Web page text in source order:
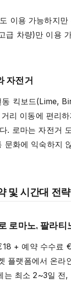
이용 가능하지
급 차량)만 이용
자전거
동 킥보드(Lime,
리 이동에 편리
. 로마는 자전거
문화에 익숙하지
및 시간대 전략
로마노, 팔라티
+ 예약 수수료
플랫폼에서 온라
는 최소 2~3일 전